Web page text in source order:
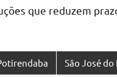
que reduzem
São José do